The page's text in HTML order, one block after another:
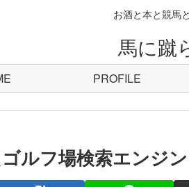
お酒と本と競馬
馬に蹴
PROFILE
ルフ場検索エンジン